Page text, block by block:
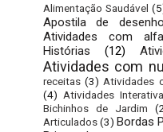
Alimentação Saudável
Apostila de
Atividades com
Histórias
(12)
Atividades com
receitas (3) Atividades
(4) Atividades
Bichinhos de Jardim
Articulados (3) Bordas